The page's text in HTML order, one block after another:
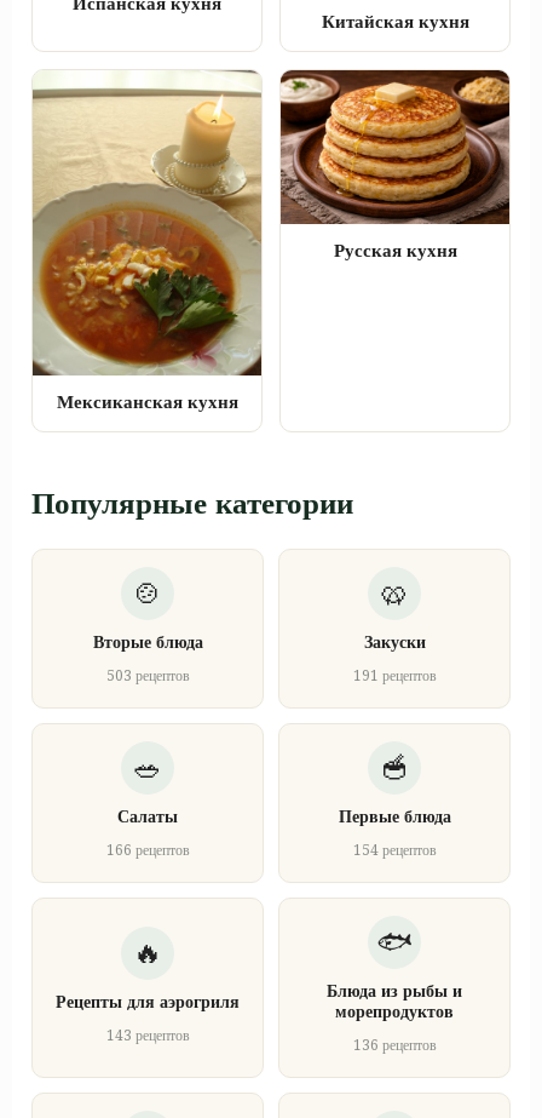
Китайская кухня
Мексиканская кухня
Русская кухня
Популярные категории
Вторые блюда
503 рецептов
Закуски
191 рецептов
Салаты
166 рецептов
Первые блюда
154 рецептов
Рецепты для аэрогриля
143 рецептов
Блюда из рыбы и
морепродуктов
136 рецептов